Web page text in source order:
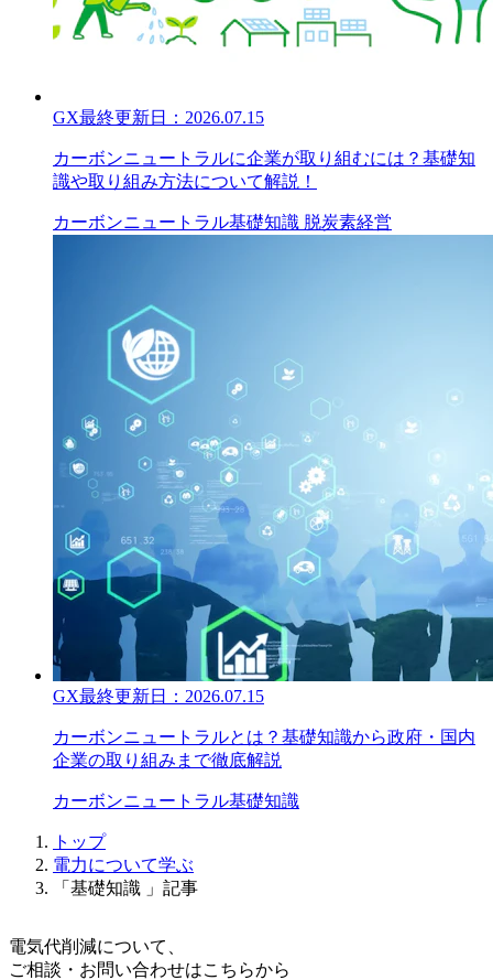
GX最終更新日： 2026.07.15
カーボンニュートラルに企業が取り組むには？基礎知
識や取り組み方法について解説！
カーボンニュートラル基礎知識 脱炭素経営
GX最終更新日： 2026.07.15
カーボンニュートラルとは？基礎知識から政府・国内
企業の取り組みまで徹底解説
カーボンニュートラル基礎知識
トップ
電力について学ぶ
「基礎知識 」記事
電気代削減について、
ご相談・お問い合わせはこちらから